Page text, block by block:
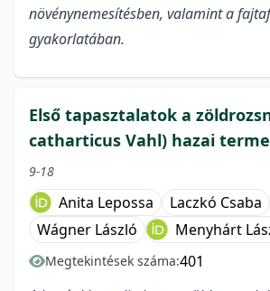
növénynemesítésben, valamint a
gyakorlatában.
Első tapasztalatok a
catharticus Vahl) hazai
9-18
Anita Lepossa
Laczkó Csaba
Wágner László
Menyhárt
Megtekintések száma:401